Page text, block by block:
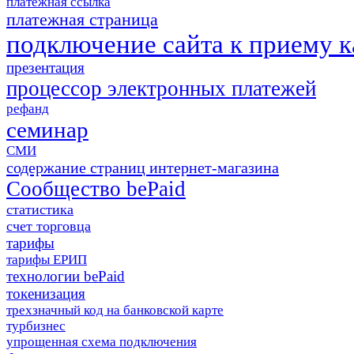
платежная страница
подключение сайта к приему
презентация
процессор электронных платежей
рефанд
семинар
СМИ
содержание страниц интернет-магазина
Сообщество bePaid
статистика
счет торговца
тарифы
тарифы ЕРИП
технологии bePaid
токенизация
трехзначный код на банковской карте
турбизнес
упрощенная схема подключения